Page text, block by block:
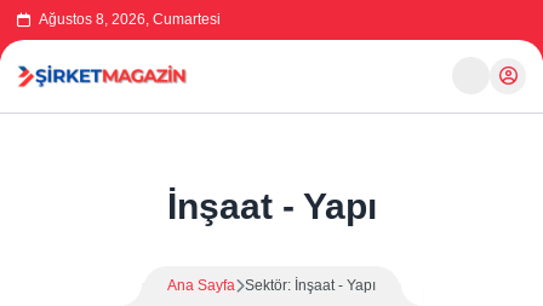
Ağustos 8, 2026, Cumartesi
İnşaat - Yapı
Ana Sayfa Sektör: İnşaat - Yapı